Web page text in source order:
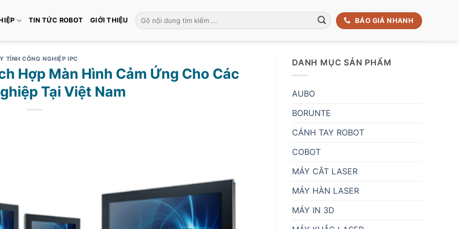
TIN TỨC ROBOT GIỚI THIỆU
Tìm
kiếm:
BÁO GIÁ NHANH
TÍNH CÔNG NGHIỆP IPC
Hợp Màn Hình Cảm Ứng Cho Các
Tại Việt Nam
DANH MỤC SẢN PHẨM
AUBO
BORUNTE
CÁNH TAY ROBOT
COBOT
MÁY CẮT LASER
MÁY HÀN LASER
MÁY IN 3D